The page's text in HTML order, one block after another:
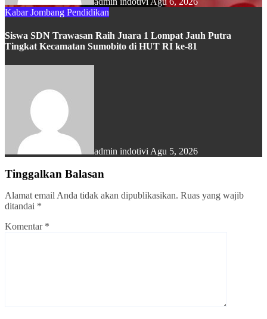
Kabar Jombang Pendidikan
Siswa SDN Trawasan Raih Juara 1 Lompat Jauh Putra
Tingkat Kecamatan Sumobito di HUT RI ke-81
admin indotivi Agu 5, 2026
Tinggalkan Balasan
Alamat email Anda tidak akan dipublikasikan. Ruas yang wajib
ditandai *
Komentar *